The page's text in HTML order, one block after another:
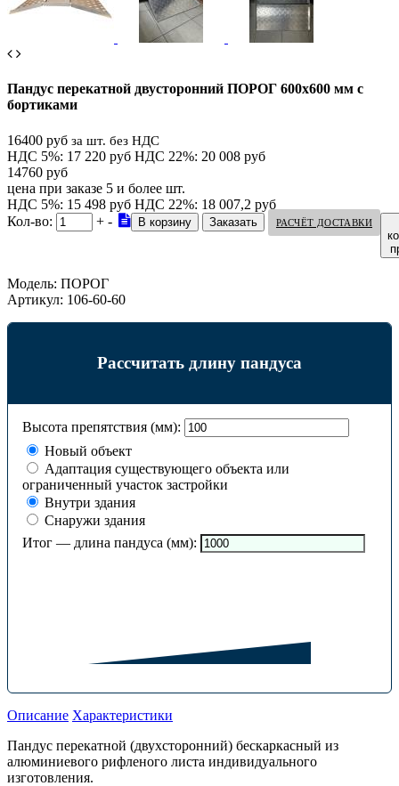
Пандус перекатной двусторонний ПОРОГ 600х600 мм с
бортиками
16400 руб за шт. без НДС
НДС 5%: 17 220 руб НДС 22%: 20 008 руб
14760 руб
цена при заказе 5 и более шт.
НДС 5%: 15 498 руб НДС 22%: 18 007,2 руб
Кол-во:
+ - РАСЧЁТ ДОСТАВКИ
Модель: ПОРОГ
Артикул: 106-60-60
Рассчитать длину пандуса
Высота препятствия (мм):
Новый объект
Адаптация существующего объекта или
ограниченный участок застройки
Внутри здания
Снаружи здания
Итог — длина пандуса (мм):
Описание Характеристики
Пандус перекатной (двухсторонний) бескаркасный из
алюминиевого рифленого листа индивидуального
изготовления.